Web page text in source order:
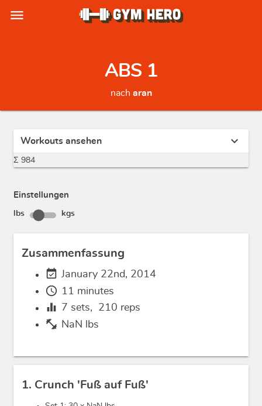
menu
ABS 1
nach aran
Workouts ansehen expand_more
Σ 984
Einstellungen
lbs kgs
Zusammenfassung
event_available January 22nd, 2014
schedule 11 minutes
equalizer 7 sets, 210 reps
fitness_center NaN lbs
1. Crunch 'Fuß auf Fuß'